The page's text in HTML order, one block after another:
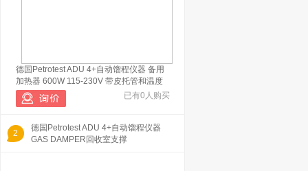
德国Petrotest ADU 4+自动馏程仪器 备用
加热器 600W 115-230V 带皮托管和温度
已有0人购买
2
德国Petrotest ADU 4+自动馏程仪器
GAS DAMPER回收室支撑